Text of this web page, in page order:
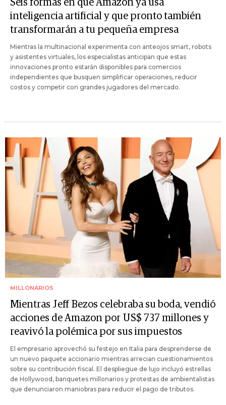
Seis formas en que Amazon ya usa
inteligencia artificial y que pronto también
transformarán a tu pequeña empresa
Mientras la multinacional experimenta con anteojos smart, robots
y asistentes virtuales, los especialistas anticipan que estas
innovaciones pronto estarán disponibles para comercios
independientes que busquen simplificar operaciones, reducir
costos y competir con grandes jugadores del mercado.
MILLONARIOS
Mientras Jeff Bezos celebraba su boda, vendió
acciones de Amazon por US$ 737 millones y
reavivó la polémica por sus impuestos
El empresario aprovechó su festejo en Italia para desprenderse de
un nuevo paquete accionario mientras arrecian cuestionamientos
sobre su contribución fiscal. El despliegue de lujo incluyó estrellas
de Hollywood, banquetes millonarios y protestas de ambientalistas
que denunciaron maniobras para reducir el pago de tributos.